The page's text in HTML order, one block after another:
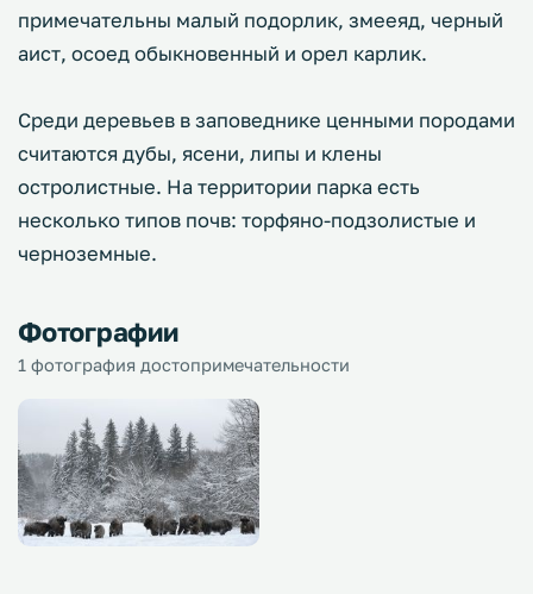
примечательны малый подорлик, змееяд, черный
аист, осоед обыкновенный и орел карлик.
Среди деревьев в заповеднике ценными породами
считаются дубы, ясени, липы и клены
остролистные. На территории парка есть
несколько типов почв: торфяно-подзолистые и
черноземные.
Фотографии
1 фотография достопримечательности